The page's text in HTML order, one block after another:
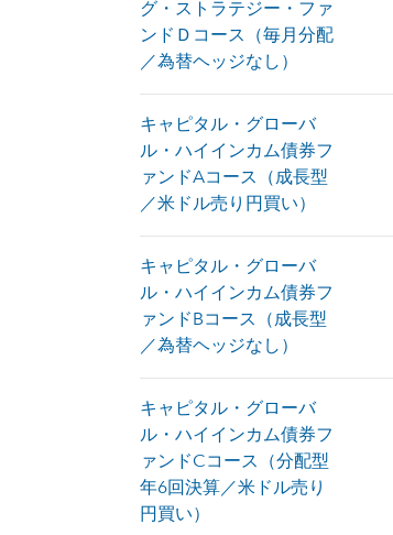
グ・ストラテジー・ファ
ンドＤコース（毎月分配
／為替ヘッジなし）
キャピタル・グローバ
ル・ハイインカム債券フ
ァンドAコース（成長型
／米ドル売り円買い）
キャピタル・グローバ
ル・ハイインカム債券フ
ァンドBコース（成長型
／為替ヘッジなし）
キャピタル・グローバ
ル・ハイインカム債券フ
ァンドCコース（分配型
年6回決算／米ドル売り
円買い）